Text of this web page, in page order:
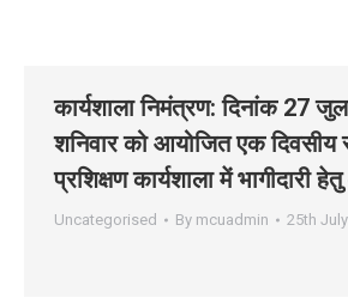
कार्यशाला निमंत्रण: दिनांक 27
शनिवार को आयोजित एक दिवसीय
प्रशिक्षण कार्यशाला में भागीदारी
Uncategorised By mcuadmin 25th